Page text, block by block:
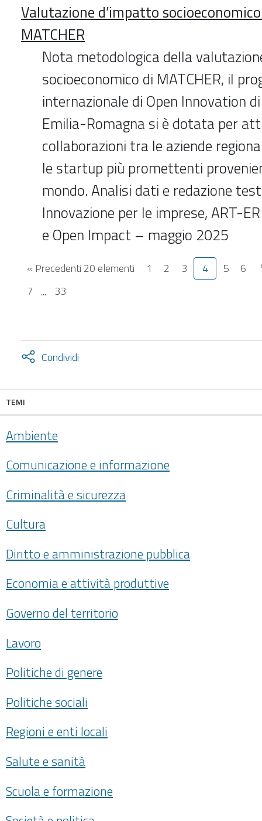
Valutazione d’impatto
MATCHER
Nota metodologica della
socioeconomico di MATCHER, il
internazionale di Open Innovation
Emilia-Romagna si è dotata per
collaborazioni tra le aziende
le startup più promettenti
mondo. Analisi dati e redazione
Innovazione per le imprese, ART-
e Open Impact – maggio 2025
« Precedenti 20 elementi 1 2 3 4 5
6
7 ... 33
Condividi
Attiva
TEMI
Ambiente
Comunicazione e informazione
Criminalità e sicurezza
Cultura
Diritto e amministrazione pubblica
Economia e attività produttive
Governo del territorio
Lavoro
Politiche di genere
Politiche sociali
Regioni e enti locali
Salute e sanità
Scuola e formazione